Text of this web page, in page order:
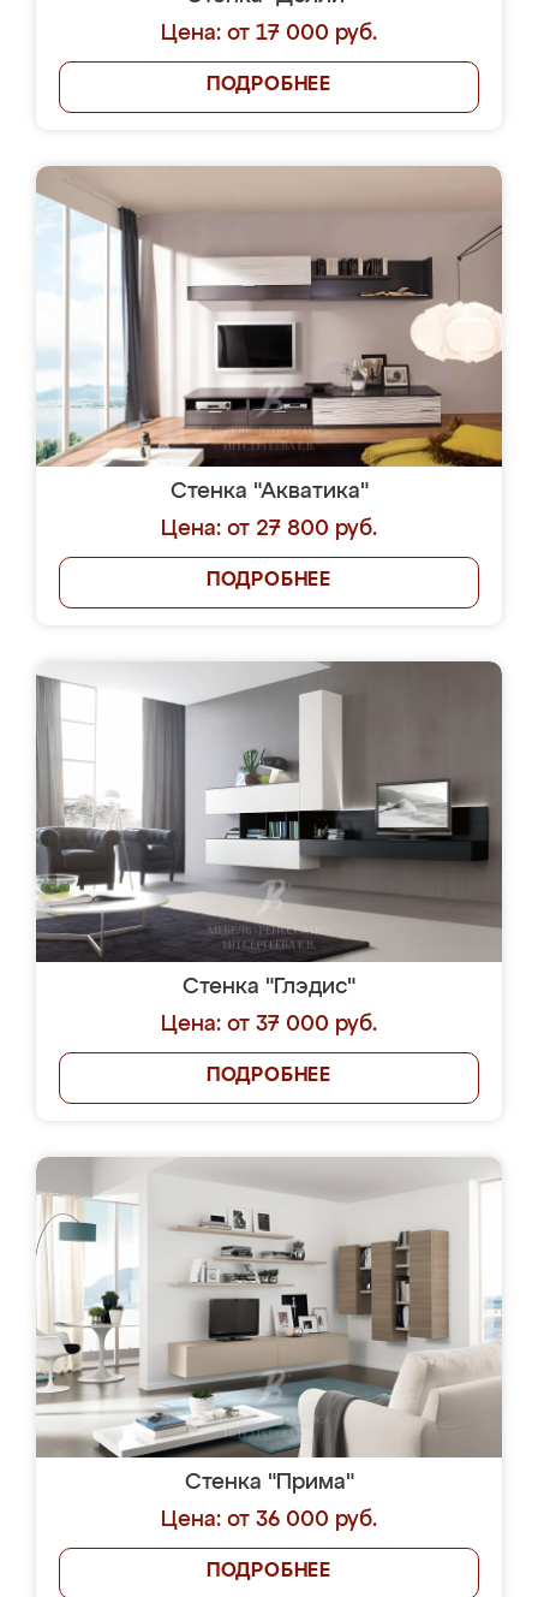
Цена: от 17 000 руб.
ПОДРОБНЕЕ
Стенка "Акватика"
Цена: от 27 800 руб.
ПОДРОБНЕЕ
Стенка "Глэдис"
Цена: от 37 000 руб.
ПОДРОБНЕЕ
Стенка "Прима"
Цена: от 36 000 руб.
ПОДРОБНЕЕ